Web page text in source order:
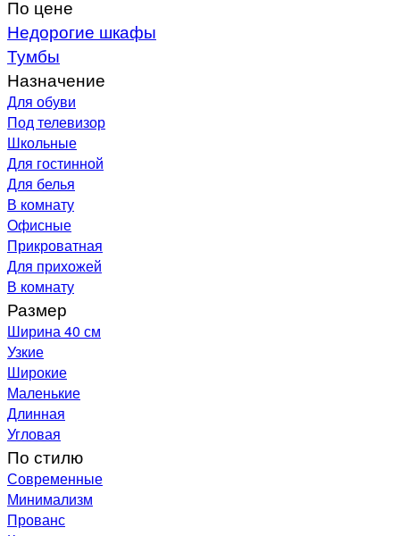
По цене
Недорогие шкафы
Тумбы
Назначение
Для обуви
Под телевизор
Школьные
Для гостинной
Для белья
В комнату
Офисные
Прикроватная
Для прихожей
В комнату
Размер
Ширина 40 см
Узкие
Широкие
Маленькие
Длинная
Угловая
По стилю
Современные
Минимализм
Прованс